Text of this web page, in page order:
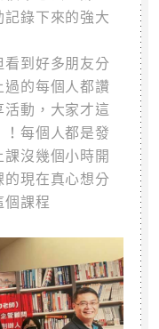
錄下來的強大
到好多朋友分
過的每個人都讚
動，大家才這
每個人都是發
沒幾個小時開
現在真心想分
個課程